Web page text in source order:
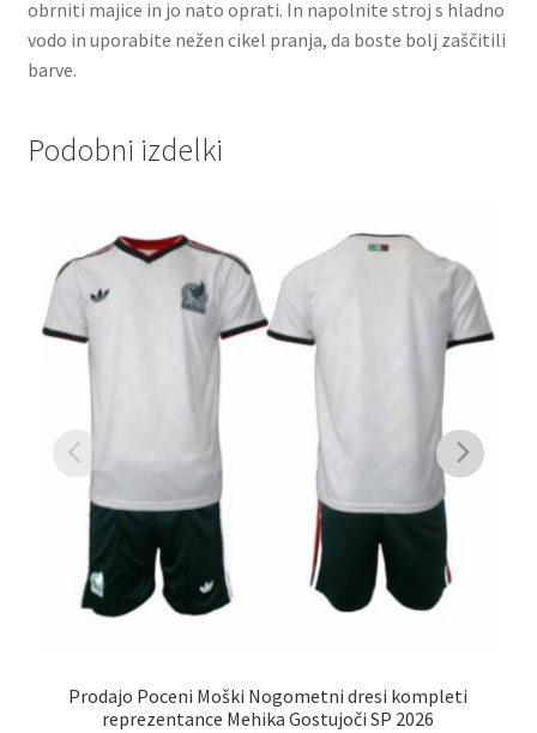
obrniti majice in jo nato oprati. In napolnite stroj s hladno
vodo in uporabite nežen cikel pranja, da boste bolj zaščitili
barve.
Podobni izdelki
Prodajo Poceni Moški Nogometni dresi kompleti
reprezentance Mehika Gostujoči SP 2026